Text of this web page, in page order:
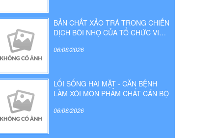
BẢN CHẤT XẢO TRÁ TRONG CHIẾN
DỊCH BÔI NHỌ CỦA TỔ CHỨC VIỆT
06/08/2026
LỐI SỐNG HAI MẶT - CĂN BỆNH
LÀM XÓI MÒN PHẨM CHẤT CÁN BỘ
06/08/2026